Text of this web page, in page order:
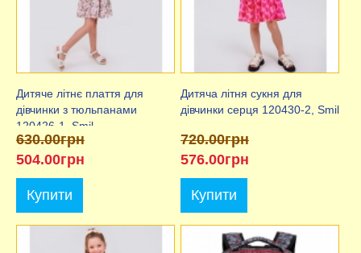
Дитяче літнє плаття для
дівчинки з тюльпанами
120426-1, Smil
630.00грн
504.00грн
Купити
Дитяча літня сукня для
дівчинки серця 120430-2, Smil
720.00грн
576.00грн
Купити